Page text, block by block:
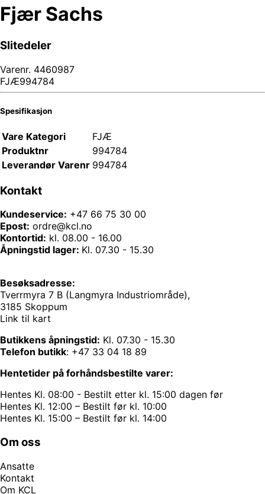
Fjær Sachs
Slitedeler
Varenr. 4460987
FJÆ994784
Spesifikasjon
Vare Kategori
FJÆ
Produktnr
994784
Leverandør Varenr 994784
Kontakt
Kundeservice: +47 66 75 30 00
Epost: ordre@kcl.no
Kontortid: kl. 08.00 - 16.00
Åpningstid lager: Kl. 07.30 - 15.30
Besøksadresse:
Tverrmyra 7 B (Langmyra Industriområde),
3185 Skoppum
Link til kart
Butikkens åpningstid: Kl. 07.30 - 15.30
Telefon butikk: +47 33 04 18 89
Hentetider på forhåndsbestilte varer:
Hentes Kl. 08:00 - Bestilt etter kl. 15:00 dagen før
Hentes Kl. 12:00 – Bestilt før kl. 10:00
Hentes Kl. 15:00 – Bestilt før kl. 14:00
Om oss
Ansatte
Kontakt
Om KCL